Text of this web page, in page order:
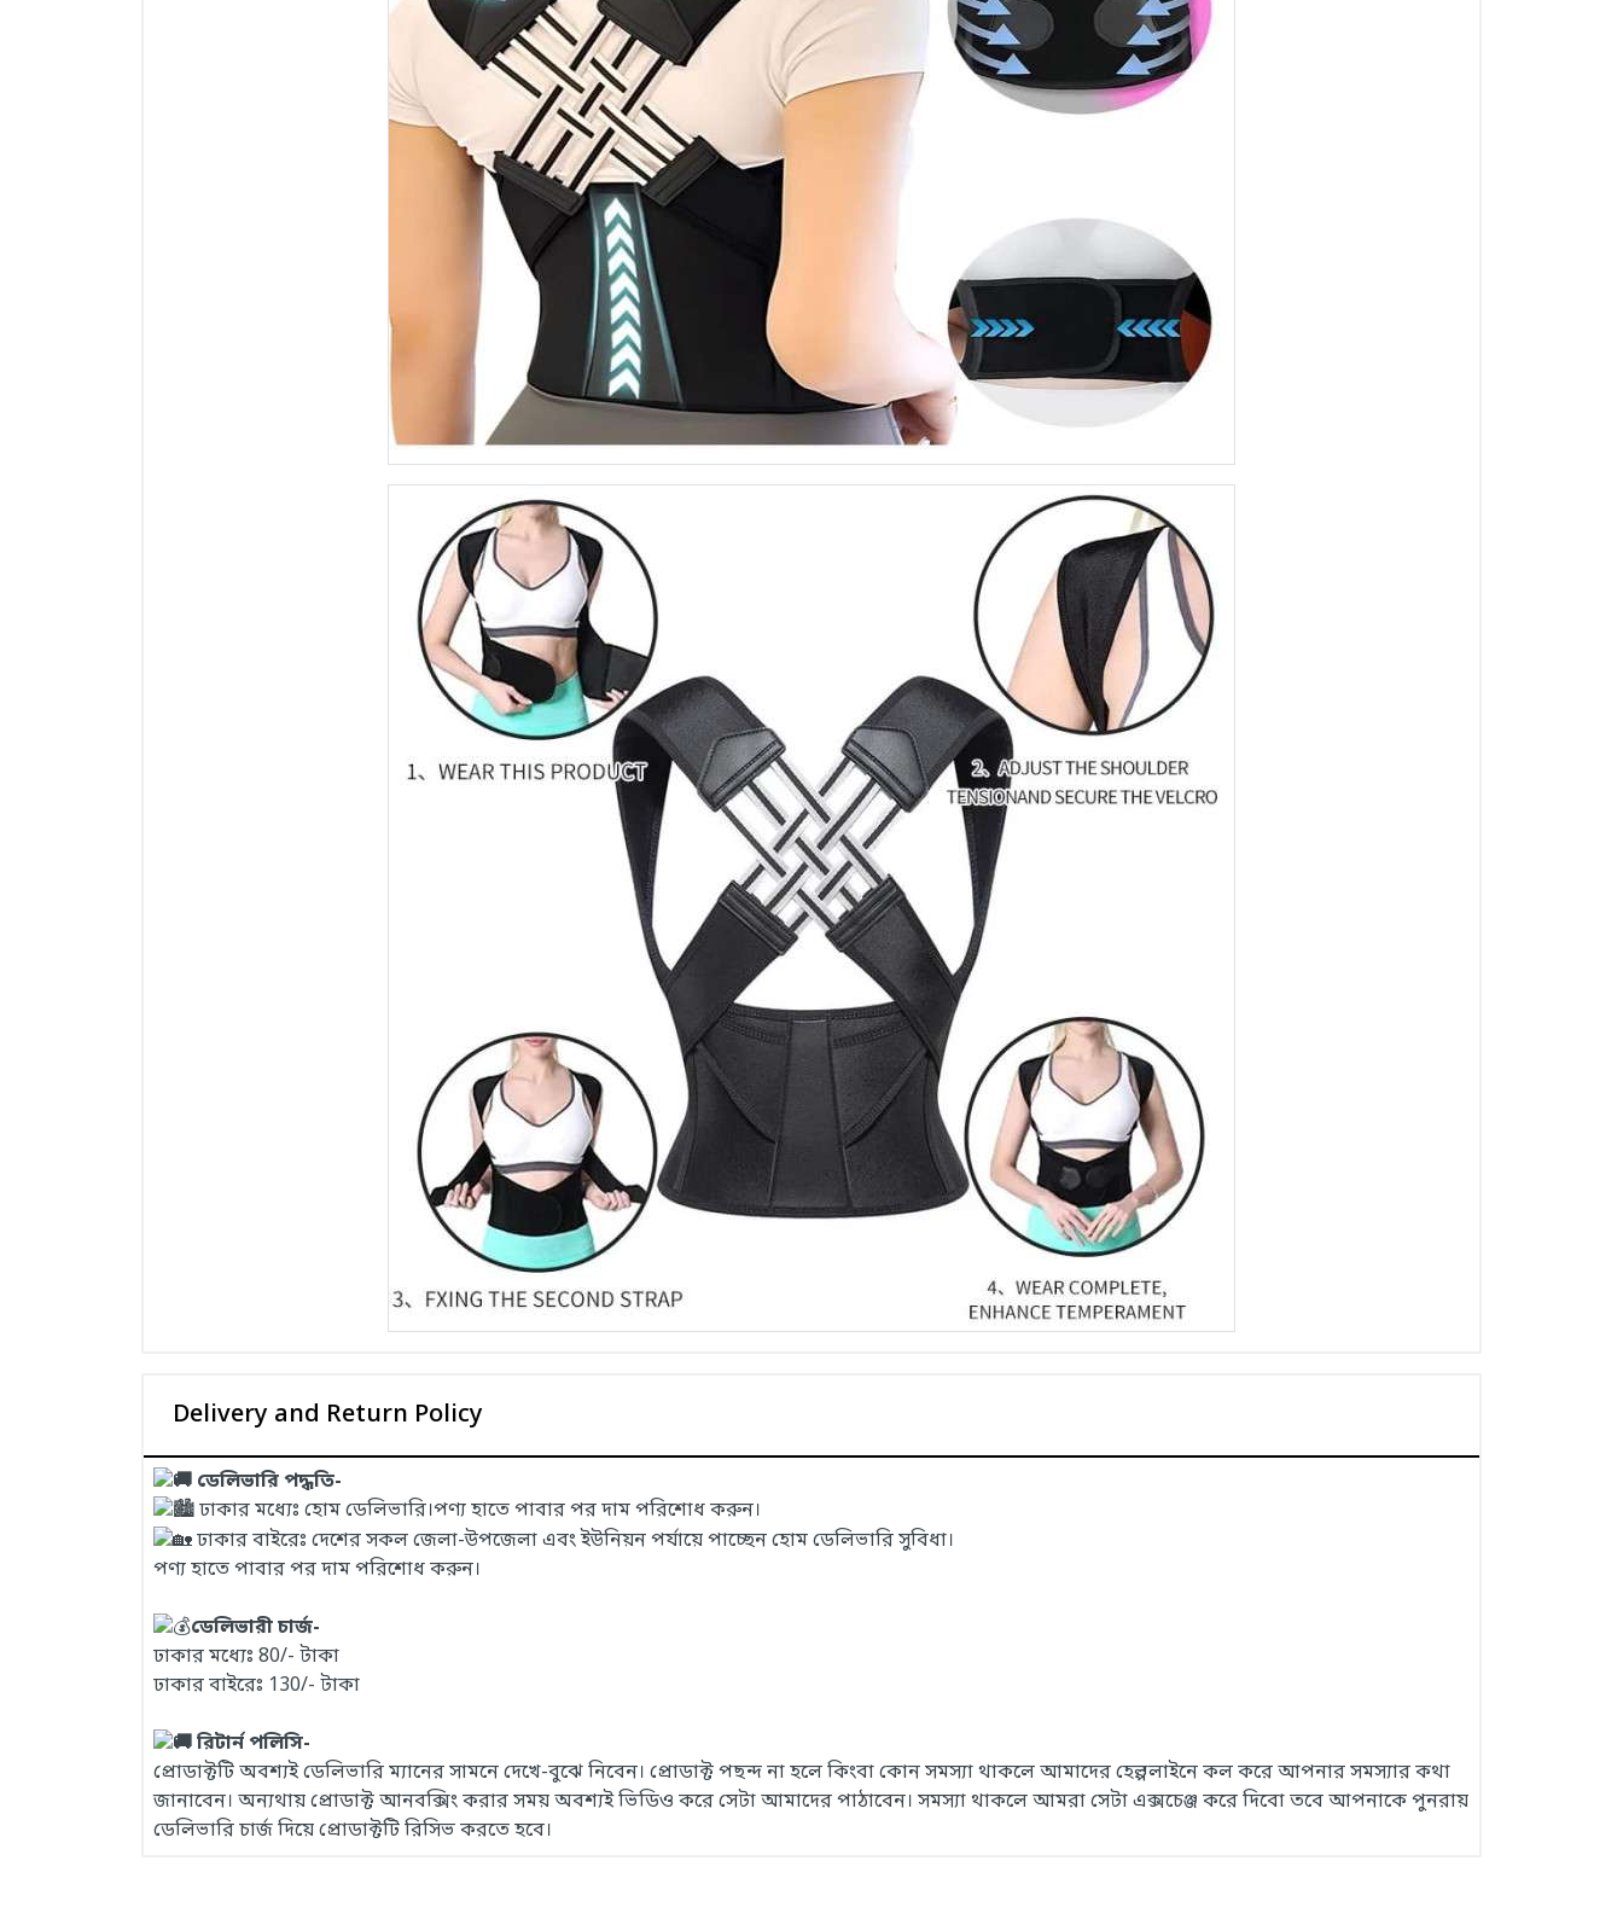
Delivery and Return Policy
ডেলিভারি পদ্ধতি-
ঢাকার মধ্যেঃ হোম ডেলিভারি।পণ্য হাতে পাবার পর দাম পরিশোধ করুন।
ঢাকার বাইরেঃ দেশের সকল জেলা-উপজেলা এবং ইউনিয়ন পর্যায়ে পাচ্ছেন হোম ডেলিভারি সুবিধা।
পণ্য হাতে পাবার পর দাম পরিশোধ করুন।
ডেলিভারী চার্জ-
ঢাকার মধ্যেঃ 80/- টাকা
ঢাকার বাইরেঃ 130/- টাকা
রিটার্ন পলিসি-
প্রোডাক্টটি অবশ্যই ডেলিভারি ম্যানের সামনে দেখে-বুঝে নিবেন। প্রোডাক্ট পছন্দ না হলে কিংবা কোন সমস্যা থাকলে আমাদের হেল্পলাইনে কল করে আপনার সমস্যার কথা
জানাবেন। অন্যথায় প্রোডাক্ট আনবক্সিং করার সময় অবশ্যই ভিডিও করে সেটা আমাদের পাঠাবেন। সমস্যা থাকলে আমরা সেটা এক্সচেঞ্জ করে দিবো তবে আপনাকে পুনরায়
ডেলিভারি চার্জ দিয়ে প্রোডাক্টটি রিসিভ করতে হবে।